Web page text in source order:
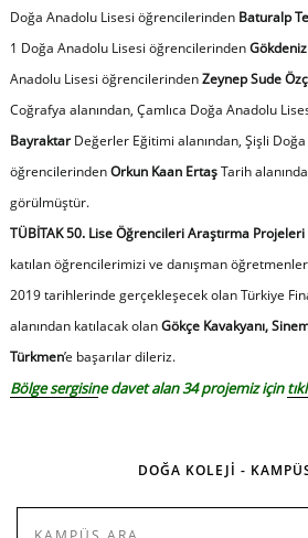
Doğa Anadolu Lisesi öğrencilerinden Baturalp
1 Doğa Anadolu Lisesi öğrencilerinden
Anadolu Lisesi öğrencilerindenZeynep Sude
Coğrafya alanından, Çamlıca Doğa Anadolu
BayraktarDeğerler Eğitimi alanından, Şişli
öğrencilerindenOrkun Kaan ErtaşTarih
görülmüştür.
TÜBİTAK 50. Lise Öğrencileri Araştırma Projeleri
katılan öğrencilerimizi ve danışman
2019 tarihlerinde gerçekleşecek olan Türkiye
alanından katılacak olanGökçe Kavakyanı,
Türkmen’e başarılar dileriz.
Bölge sergisine davet alan 34 projemiz için
DOĞA KOLEJİ -